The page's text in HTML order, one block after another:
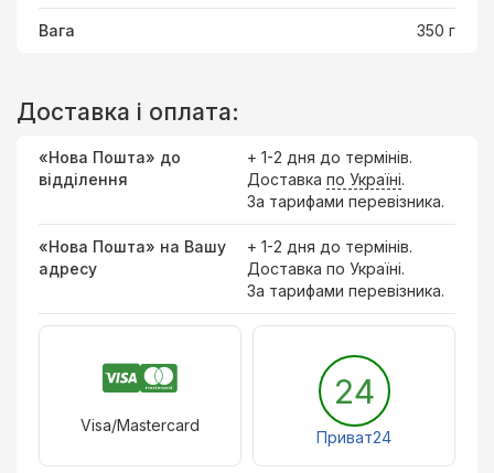
Вага 350 г
Доставка і оплата:
«Нова Пошта» до
відділення
+ 1-2 дня до термінів.
Доставка по Україні.
За тарифами перевізника.
«Нова Пошта» на Вашу
адресу
+ 1-2 дня до термінів.
Доставка по Україні.
За тарифами перевізника.
Visa/Mastercard
24
Приват24